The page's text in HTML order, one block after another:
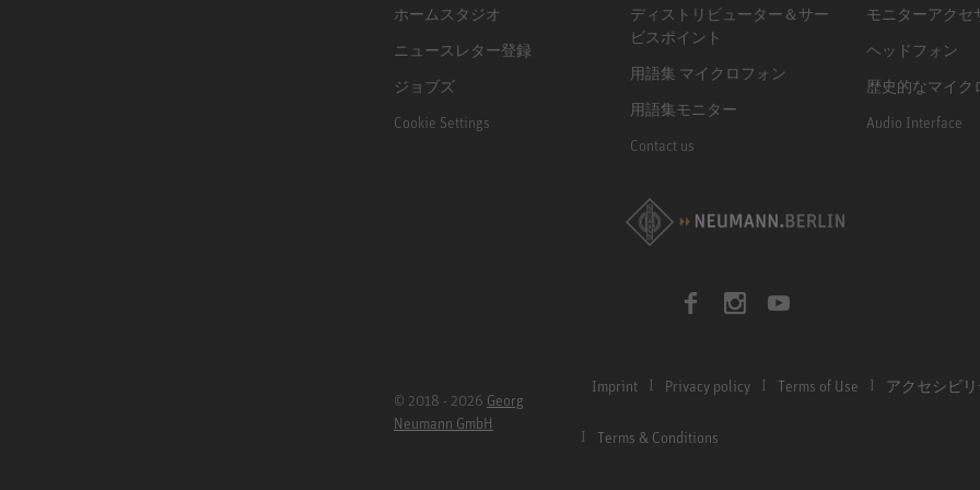
ホームスタジオ
ニュースレター登録
ジョブズ
Cookie Settings
ディストリビューター＆サー
ビスポイント
用語集 マイクロフォン
用語集モニター
Contact us
モニターアクセ
ヘッドフォン
歴史的なマイク
Audio Interface
© 2018 - 2026 Georg
Neumann GmbH
Imprint Privacy policy Terms of Use アクセシビ
Terms & Conditions